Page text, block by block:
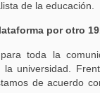
de la educación.
por otro
toda la
universidad.
de acuerdo